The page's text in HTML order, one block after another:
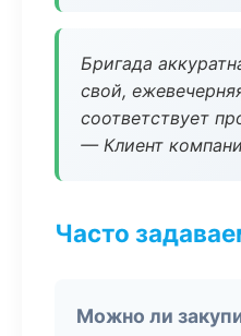
Бригада
свой,
соответствует
— Клиент
Часто
Можно ли